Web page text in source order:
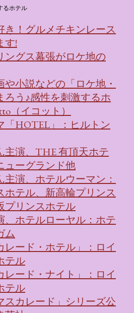
るホテル
き！グルメチキンレース
す!
ングス幕張がロケ地の
や小説などの「ロケ地・
ろう♪感性を刺激するホ
（イコット）
「HOTEL」：ヒルトン
主演、THE 有頂天ホテ
ューグランド他
演、ホテルウーマン：
ホテル、新高輪プリンス
プリンスホテル
、ホテルローヤル：ホテ
ム
レード・ホテル」：ロイ
テル
レード・ナイト」：ロイ
テル
スカレード」シリーズ公